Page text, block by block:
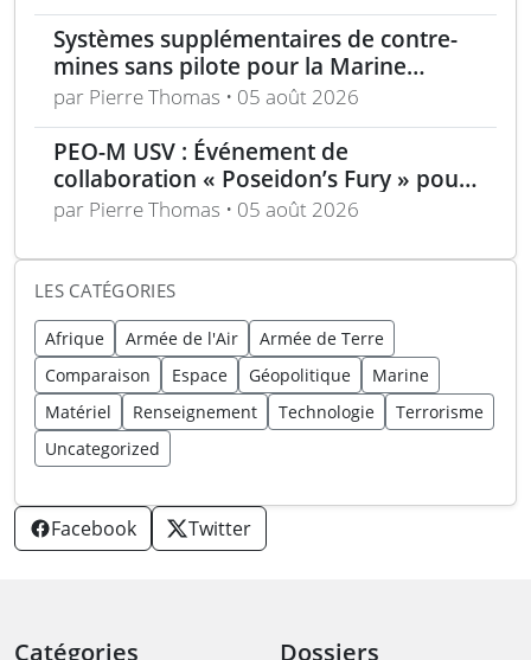
Systèmes supplémentaires de contre-
mines sans pilote pour la Marine
nationale française
par Pierre Thomas • 05 août 2026
PEO-M USV : Événement de
collaboration « Poseidon’s Fury » pour
véhicules de surface sans pilote
par Pierre Thomas • 05 août 2026
LES CATÉGORIES
Afrique Armée de l'Air
Armée de Terre
Comparaison
Espace Géopolitique
Marine
Matériel
Renseignement Technologie
Terrorisme
Uncategorized
Facebook Twitter
Catégories
Dossiers